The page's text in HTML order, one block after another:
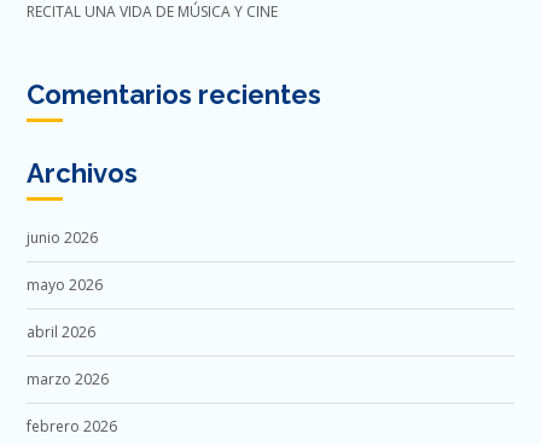
RECITAL UNA VIDA DE MÚSICA Y CINE
Comentarios recientes
Archivos
junio 2026
mayo 2026
abril 2026
marzo 2026
febrero 2026